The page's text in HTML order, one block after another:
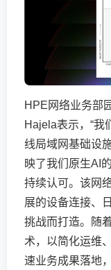
HPE网络业务部
Hajela表示，“我
线局域网基础设
映了我们原生AI
持续认可。该网
展的设备连接、
挑战而打造。随
术，以简化运维
速业务成果落地